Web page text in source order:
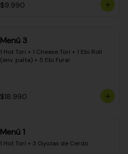
$9.990
Menú 3
1 Hot Tori + 1 Cheese Tori + 1 Ebi Roll
(env. palta) + 5 Ebi Furai
$18.990
Menú 1
1 Hot Tori + 3 Gyozas de Cerdo